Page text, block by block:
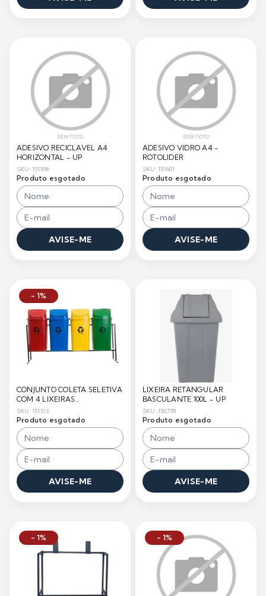
ADESIVO RECICLAVEL A4
HORIZONTAL - UP
SKU: 151596
Produto esgotado
AVISE-ME
ADESIVO VIDRO A4 -
ROTOLIDER
SKU: 151601
Produto esgotado
AVISE-ME
- 1%
CONJUNTO COLETA SELETIVA
COM 4 LIXEIRAS
BASCULANTE - UP
SKU: 151513
Produto esgotado
AVISE-ME
LIXEIRA RETANGULAR
BASCULANTE 100L - UP
SKU: 150778
Produto esgotado
AVISE-ME
- 1% - 1%